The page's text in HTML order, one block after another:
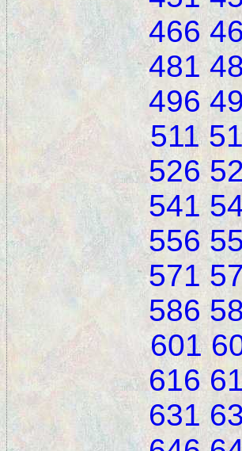
466
481
496
511
526
541
556
571
586
601
616
631